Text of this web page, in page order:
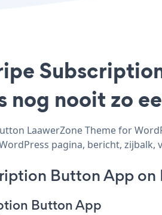
nog nooit zo
LaawerZone Theme for
pagina, bericht,
Button App
Button App